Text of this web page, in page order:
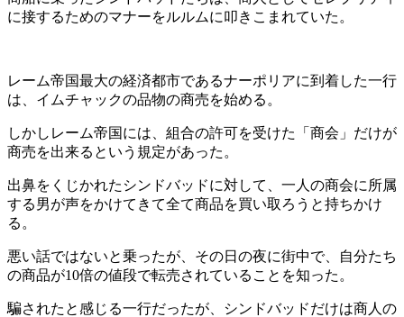
に接するためのマナーをルルムに叩きこまれていた。
レーム帝国最大の経済都市であるナーポリアに到着した一行
は、イムチャックの品物の商売を始める。
しかしレーム帝国には、組合の許可を受けた「商会」だけが
商売を出来るという規定があった。
出鼻をくじかれたシンドバッドに対して、一人の商会に所属
する男が声をかけてきて全て商品を買い取ろうと持ちかけ
る。
悪い話ではないと乗ったが、その日の夜に街中で、自分たち
の商品が10倍の値段で転売されていることを知った。
騙されたと感じる一行だったが、シンドバッドだけは商人の